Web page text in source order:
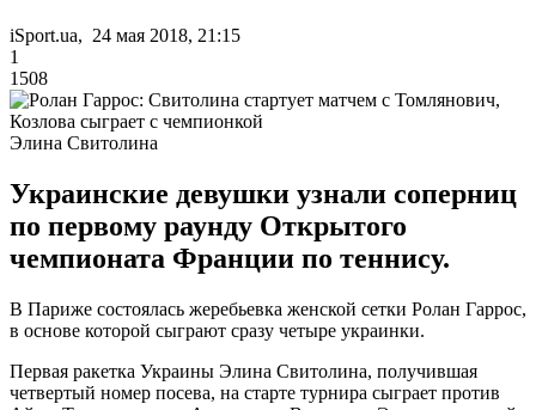
iSport.ua, 24 мая 2018, 21:15
1
1508
Элина Свитолина
Украинские девушки узнали соперниц
по первому раунду Открытого
чемпионата Франции по теннису.
В Париже состоялась жеребьевка женской сетки Ролан Гаррос,
в основе которой сыграют сразу четыре украинки.
Первая ракетка Украины Элина Свитолина, получившая
четвертый номер посева, на старте турнира сыграет против